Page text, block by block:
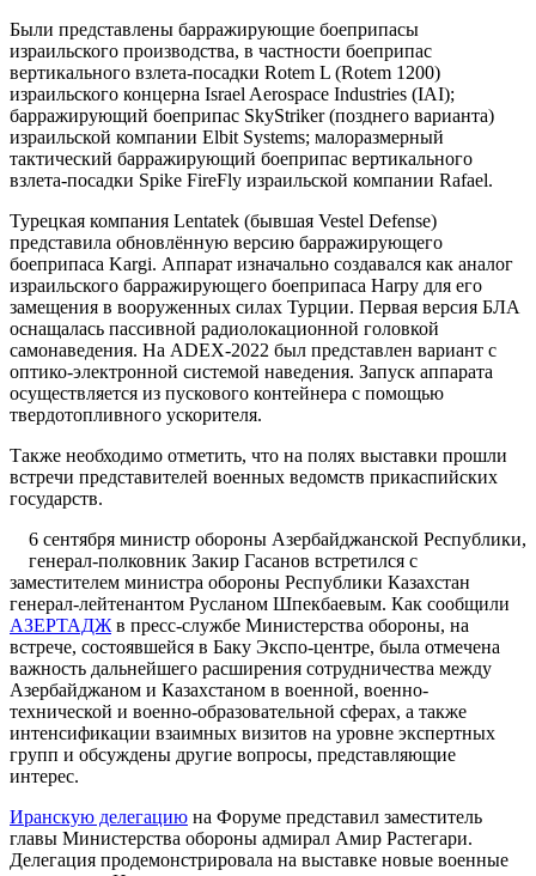
Были представлены барражирующие боеприпасы
израильского производства, в частности боеприпас
вертикального взлета-посадки Rotem L (Rotem 1200)
израильского концерна Israel Aerospace Industries (IAI);
барражирующий боеприпас SkyStriker (позднего варианта)
израильской компании Elbit Systems; малоразмерный
тактический барражирующий боеприпас вертикального
взлета-посадки Spike FireFly израильской компании Rafael.
Турецкая компания Lentatek (бывшая Vestel Defense)
представила обновлённую версию барражирующего
боеприпаса Kargi. Аппарат изначально создавался как аналог
израильского барражирующего боеприпаса Harpy для его
замещения в вооруженных силах Турции. Первая версия БЛА
оснащалась пассивной радиолокационной головкой
самонаведения. На ADEX-2022 был представлен вариант с
оптико-электронной системой наведения. Запуск аппарата
осуществляется из пускового контейнера с помощью
твердотопливного ускорителя.
Также необходимо отметить, что на полях выставки прошли
встречи представителей военных ведомств прикаспийских
государств.
6 сентября министр обороны Азербайджанской Республики,
генерал-полковник Закир Гасанов встретился с
заместителем министра обороны Республики Казахстан
генерал-лейтенантом Русланом Шпекбаевым. Как сообщили
АЗЕРТАДЖ в пресс-службе Министерства обороны, на
встрече, состоявшейся в Баку Экспо-центре, была отмечена
важность дальнейшего расширения сотрудничества между
Азербайджаном и Казахстаном в военной, военно-
технической и военно-образовательной сферах, а также
интенсификации взаимных визитов на уровне экспертных
групп и обсуждены другие вопросы, представляющие
интерес.
Иранскую делегацию на Форуме представил заместитель
главы Министерства обороны адмирал Амир Растегари.
Делегация продемонстрировала на выставке новые военные